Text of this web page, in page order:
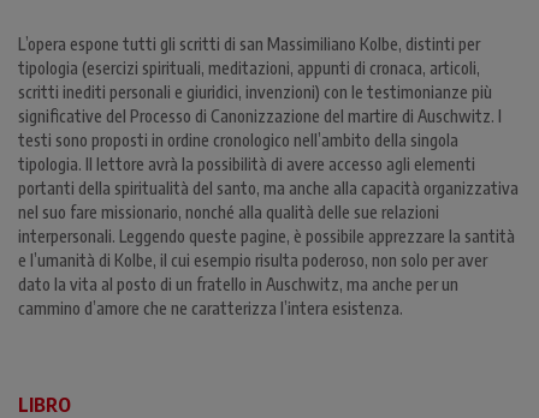
L’opera espone tutti gli scritti di san Massimiliano Kolbe, distinti per
tipologia (esercizi spirituali, meditazioni, appunti di cronaca, articoli,
scritti inediti personali e giuridici, invenzioni) con le testimonianze più
significative del Processo di Canonizzazione del martire di Auschwitz. I
testi sono proposti in ordine cronologico nell’ambito della singola
tipologia. Il lettore avrà la possibilità di avere accesso agli elementi
portanti della spiritualità del santo, ma anche alla capacità organizzativa
nel suo fare missionario, nonché alla qualità delle sue relazioni
interpersonali. Leggendo queste pagine, è possibile apprezzare la santità
e l’umanità di Kolbe, il cui esempio risulta poderoso, non solo per aver
dato la vita al posto di un fratello in Auschwitz, ma anche per un
cammino d’amore che ne caratterizza l’intera esistenza.
LIBRO